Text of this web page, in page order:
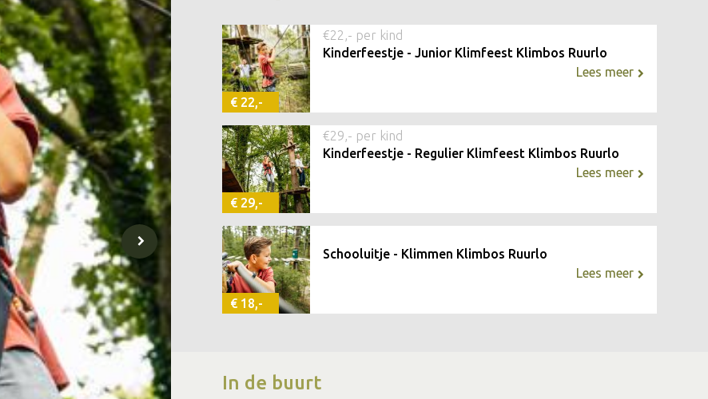
€ 22,-
€22,- per kind
Kinderfeestje - Junior Klimfeest Klimbos Ruurlo
Lees meer
€ 29,-
€29,- per kind
Kinderfeestje - Regulier Klimfeest Klimbos Ruurlo
Lees meer
€ 18,-
Schooluitje - Klimmen Klimbos Ruurlo
Lees meer
In de buurt